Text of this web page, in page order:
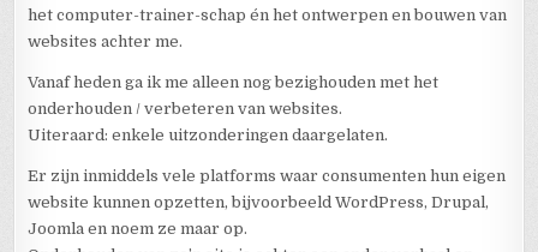
het computer-trainer-schap én het ontwerpen en bouwen van
websites achter me.
Vanaf heden ga ik me alleen nog bezighouden met het
onderhouden / verbeteren van websites.
Uiteraard: enkele uitzonderingen daargelaten.
Er zijn inmiddels vele platforms waar consumenten hun eigen
website kunnen opzetten, bijvoorbeeld WordPress, Drupal,
Joomla en noem ze maar op.